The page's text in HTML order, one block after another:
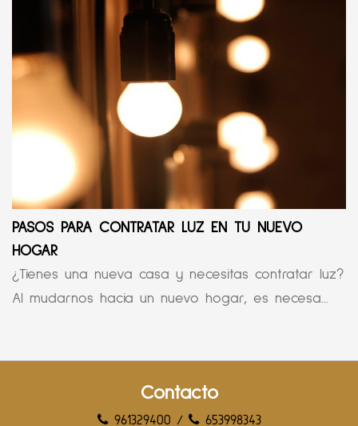
PASOS PARA CONTRATAR LUZ EN TU NUEVO
HOGAR
¿Tienes una nueva casa y necesitas contratar luz?
Al mudarnos hacia un nuevo hogar, es necesa...
Contacto
961329400 / 653998343